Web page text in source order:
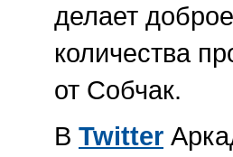
делает
количества
от Собчак.
В Twitter